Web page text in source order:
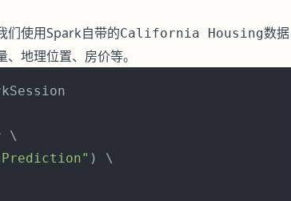
们使用Spark自带的California Housing数据
地理位置、房价等。
\
) \